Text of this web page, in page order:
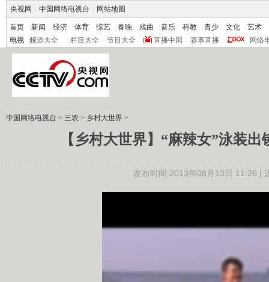
央视网 中国网络电视台 网站地图
首页 新闻 经济 体育 综艺 春晚 戏曲 音乐 科教 青少 文化
艺术
电视
频道大全 栏目大全 节目大全 直播中国 赛事直播 网络
中国网络电视台 > 三农 > 乡村大世界 >
【乡村大世界】“麻辣女”泳装
发布时间:2013年08月13日 11:26 |